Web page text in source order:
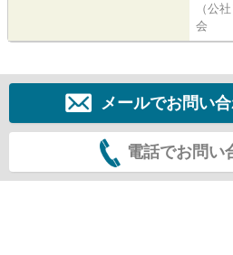
（公
会
メールでお問い
電話でお問い